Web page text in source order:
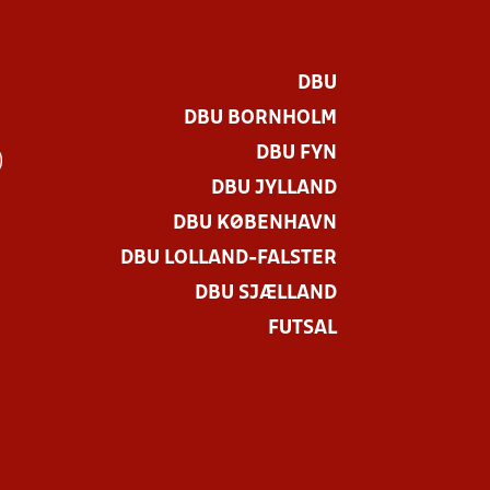
DBU
DBU BORNHOLM
DBU FYN
DBU JYLLAND
DBU KØBENHAVN
DBU LOLLAND-FALSTER
DBU SJÆLLAND
FUTSAL